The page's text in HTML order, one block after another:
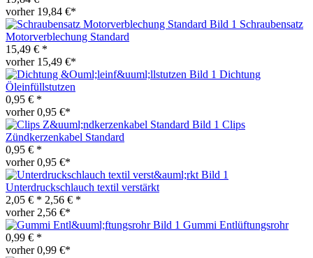
vorher 19,84 €*
Schraubensatz
Motorverblechung Standard
15,49 € *
vorher 15,49 €*
Dichtung
Öleinfüllstutzen
0,95 € *
vorher 0,95 €*
Clips
Zündkerzenkabel Standard
0,95 € *
vorher 0,95 €*
Unterdruckschlauch textil verstärkt
2,05 € * 2,56 € *
vorher 2,56 €*
Gummi Entlüftungsrohr
0,99 € *
vorher 0,99 €*